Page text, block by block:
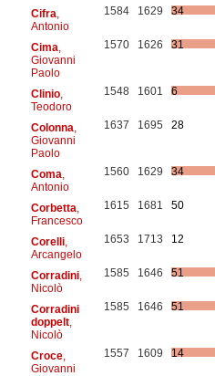
Cifra
Antonio
1584 1629 34
Cima
Giovanni
Paolo
1570 1626 31
Clinio,
Teodoro
1548 1601 6
Colonna
Giovanni
Paolo
1637 1695 28
Coma
Antonio
1560 1629 34
Corbetta
Francesco
1615 1681 50
Corelli,
Arcangelo
1653 1713 12
Corradini,
Nicolò
1585 1646 51
Corradini
doppelt,
Nicolò
1585 1646 51
Croce,
Giovanni
1557 1609 14